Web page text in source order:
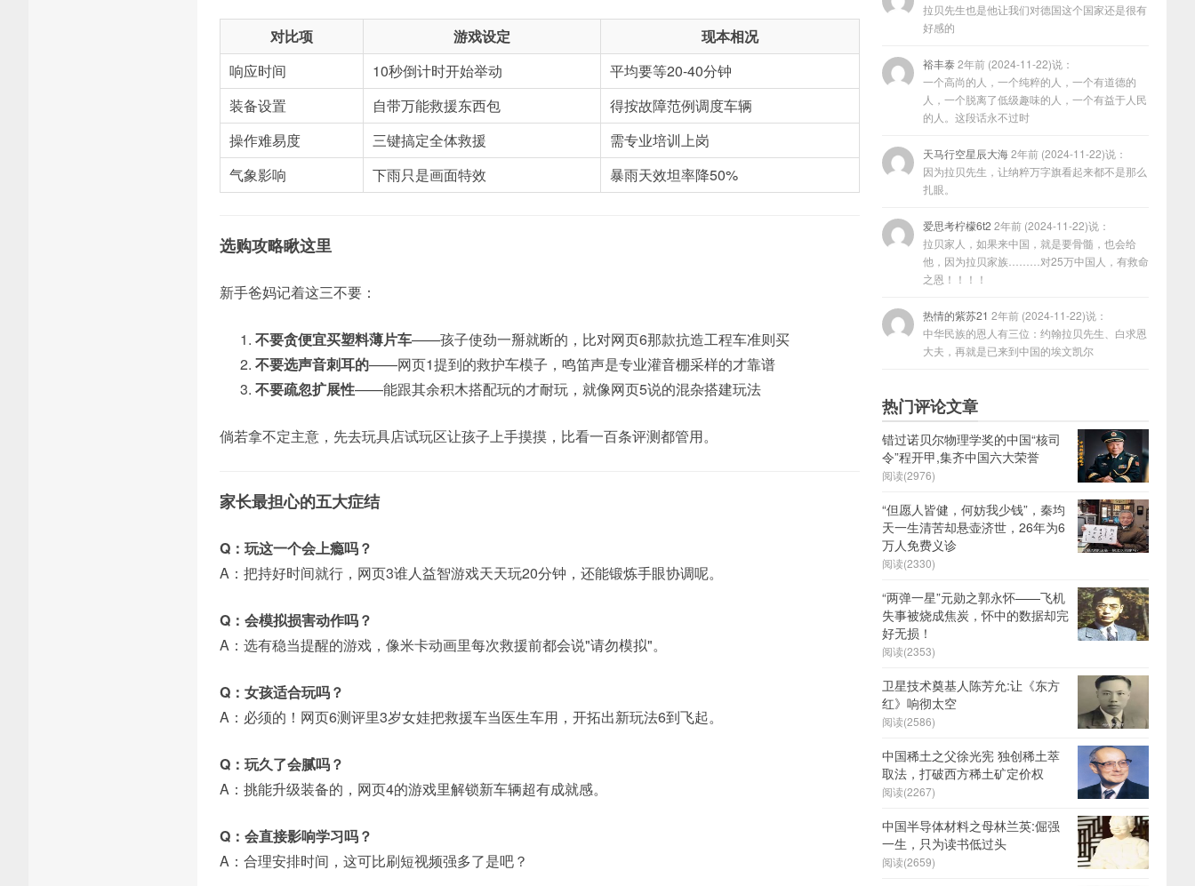
对比项 游戏设定
现本相况
响应时间
10秒倒计时开始举动
平均要等20-40分钟
装备设置
自带万能救援东西包
得按故障范例调度车辆
操作难易度
三键搞定全体救援
需专业培训上岗
气象影响
下雨只是画面特效 暴雨天效坦率降50%
选购攻略瞅这里
新手爸妈记着这三不要：
不要贪便宜买塑料薄片车——孩子使劲一掰就断的，比对网页6那款抗造工程车准则买
不要选声音刺耳的——网页1提到的救护车模子，鸣笛声是专业灌音棚采样的才靠谱
不要疏忽扩展性——能跟其余积木搭配玩的才耐玩，就像网页5说的混杂搭建玩法
倘若拿不定主意，先去玩具店试玩区让孩子上手摸摸，比看一百条评测都管用。
家长最担心的五大症结
Q：玩这一个会上瘾吗？
A：把持好时间就行，网页3谁人益智游戏天天玩20分钟，还能锻炼手眼协调呢。
Q：会模拟损害动作吗？
A：选有稳当提醒的游戏，像米卡动画里每次救援前都会说"请勿模拟"。
Q：女孩适合玩吗？
A：必须的！网页6测评里3岁女娃把救援车当医生车用，开拓出新玩法6到飞起。
Q：玩久了会腻吗？
A：挑能升级装备的，网页4的游戏里解锁新车辆超有成就感。
Q：会直接影响学习吗？
A：合理安排时间，这可比刷短视频强多了是吧？
拉贝先生也是他让我们对德国这个国家还是很有
好感的
裕丰泰2年前 (2024-11-22)说：
一个高尚的人，一个纯粹的人，一个有道德的
人，一个脱离了低级趣味的人，一个有益于人民
的人。这段话永不过时
天马行空星辰大海2年前 (2024-11-22)说：
因为拉贝先生，让纳粹万字旗看起来都不是那么
扎眼。
爱思考柠檬6t2 2年前 (2024-11-22)说：
拉贝家人，如果来中国，就是要骨髓，也会给
他，因为拉贝家族………对25万中国人，有救命
之恩！！！！
热情的紫苏21 2年前 (2024-11-22)说：
中华民族的恩人有三位：约翰拉贝先生、白求恩
大夫，再就是已来到中国的埃文凯尔
热门评论文章
错过诺贝尔物理学奖的中国“核司
令”程开甲,集齐中国六大荣誉
阅读(2976)
“但愿人皆健，何妨我少钱”，秦均
天一生清苦却悬壶济世，26年为6
万人免费义诊
阅读(2330)
“两弹一星”元勋之郭永怀——飞机
失事被烧成焦炭，怀中的数据却完
好无损！
阅读(2353)
卫星技术奠基人陈芳允:让《东方
红》响彻太空
阅读(2586)
中国稀土之父徐光宪 独创稀土萃
取法，打破西方稀土矿定价权
阅读(2267)
中国半导体材料之母林兰英:倔强
一生，只为读书低过头
阅读(2659)